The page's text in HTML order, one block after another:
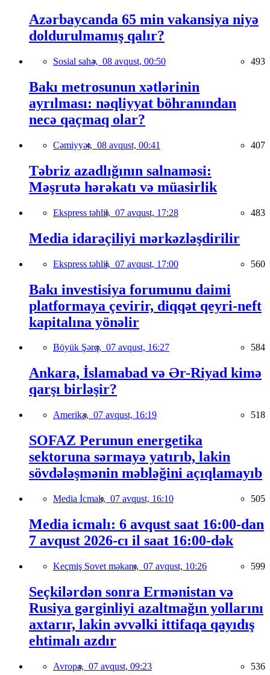
Azərbaycanda 65 min vakansiya niyə
doldurulmamış qalır?
Sosial sahə, 08 avqust, 00:50 493
Bakı metrosunun xətlərinin
ayrılması: nəqliyyat böhranından
necə qaçmaq olar?
Cəmiyyət, 08 avqust, 00:41 407
Təbriz azadlığının salnaməsi:
Məşrutə hərəkatı və müasirlik
Ekspress təhlil, 07 avqust, 17:28 483
Media idarəçiliyi mərkəzləşdirilir
Ekspress təhlil, 07 avqust, 17:00 560
Bakı investisiya forumunu daimi
platformaya çevirir, diqqət qeyri-neft
kapitalına yönəlir
Böyük Şərq, 07 avqust, 16:27 584
Ankara, İslamabad və Ər-Riyad kimə
qarşı birləşir?
Amerika, 07 avqust, 16:19 518
SOFAZ Perunun energetika
sektoruna sərmayə yatırıb, lakin
sövdələşmənin məbləğini açıqlamayıb
Media İcmalı, 07 avqust, 16:10 505
Media icmalı: 6 avqust saat 16:00-dan
7 avqust 2026-cı il saat 16:00-dək
Keçmiş Sovet məkanı, 07 avqust, 10:26 599
Seçkilərdən sonra Ermənistan və
Rusiya gərginliyi azaltmağın yollarını
axtarır, lakin əvvəlki ittifaqa qayıdış
ehtimalı azdır
Avropa, 07 avqust, 09:23 536